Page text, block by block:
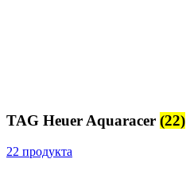
TAG Heuer Aquaracer (22)
22 продукта